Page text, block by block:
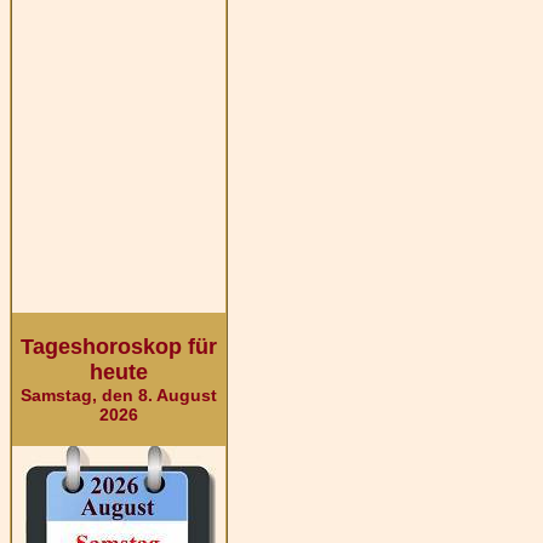
Tageshoroskop für
heute
Samstag, den 8. August
2026